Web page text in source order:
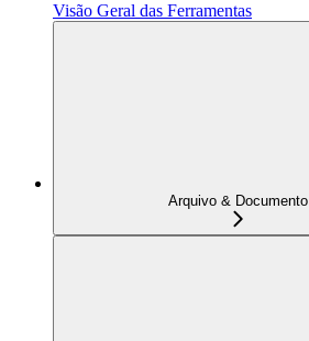
Visão Geral das Ferramentas
Arquivo & Documento